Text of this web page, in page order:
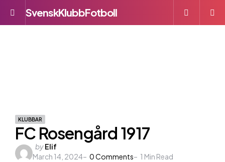
Menu
SvenskKlubbFotboll
KLUBBAR
FC Rosengård 1917
Posted
by
byElif
March 14, 2024
0Comments 1 Min Read